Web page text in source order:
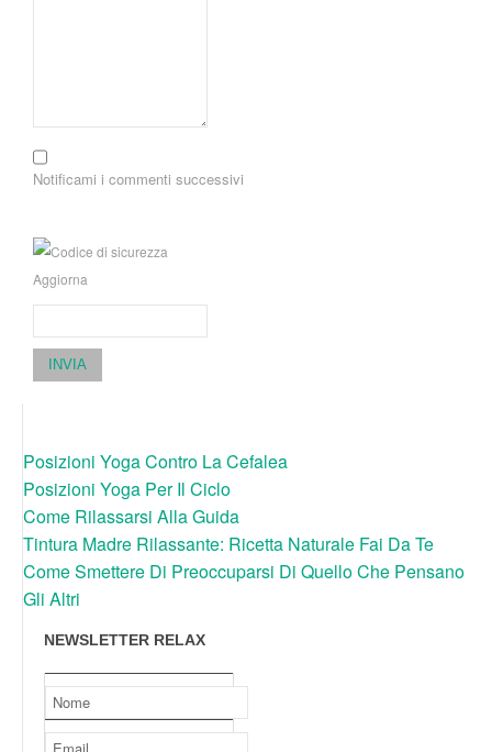
Notificami i commenti successivi
Aggiorna
INVIA
Posizioni Yoga Contro La Cefalea
Posizioni Yoga Per Il Ciclo
Come Rilassarsi Alla Guida
Tintura Madre Rilassante: Ricetta Naturale Fai Da Te
Come Smettere Di Preoccuparsi Di Quello Che Pensano
Gli Altri
NEWSLETTER RELAX